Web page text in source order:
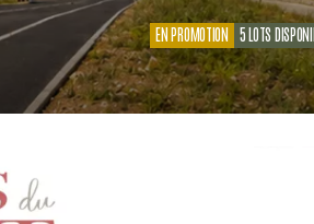
EN PROMOTION 5 LOTS